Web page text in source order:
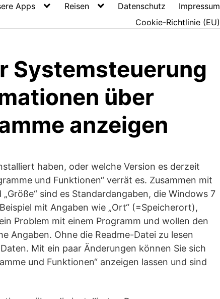
Apps Reisen Datenschutz
Impressum
Cookie-Richtlinie (EU)
Systemsteuerung
über
anzeigen
haben, oder welche Version es derzeit
und Funktionen“ verrät es. Zusammen mit
„Größe“ sind es Standardangaben, die Windows 7
mit Angaben wie „Ort“ (=Speicherort),
Problem mit einem Programm und wollen den
Angaben. Ohne die Readme-Datei zu lesen
Mit ein paar Änderungen können Sie sich
und Funktionen“ anzeigen lassen und sind